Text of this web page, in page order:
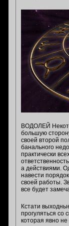
ВОДОЛЕЙ
большую
своей второй
банального
практически
а действиями.
навести
своей работы.
все будет
Кстати
прогуляться со
которая явно